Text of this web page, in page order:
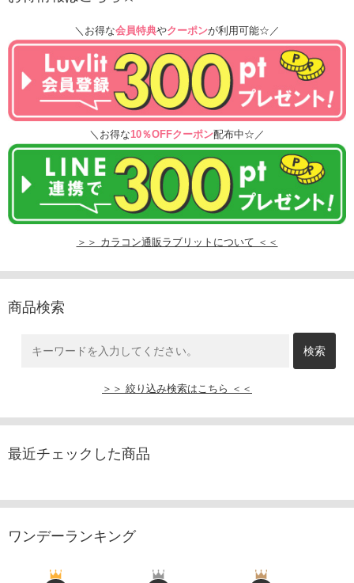
＼お得な会員特典やクーポンが利用可能☆／
＼お得な10％OFFクーポン配布中☆／
＞＞ カラコン通販ラブリットについて ＜＜
商品検索
＞＞ 絞り込み検索はこちら ＜＜
最近チェックした商品
ワンデーランキング